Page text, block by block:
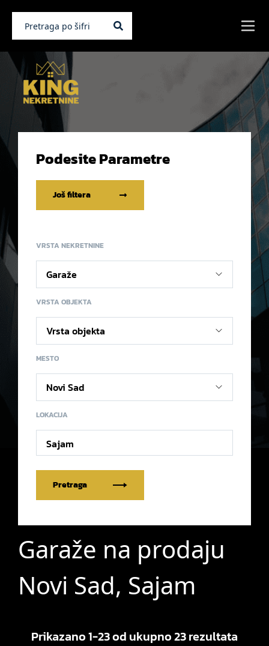
Podesite Parametre
Još filtera
VRSTA NEKRETNINE
VRSTA OBJEKTA
MESTO
LOKACIJA
Sajam
Pretraga
Garaže na prodaju
Novi Sad, Sajam
Prikazano 1-23 od ukupno 23 rezultata